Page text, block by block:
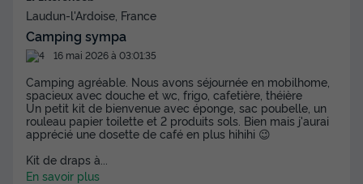
Laudun-l'Ardoise, France
Camping sympa
16 mai 2026 à 03:01:35
Camping agréable. Nous avons séjournée en mobilhome,
spacieux avec douche et wc, frigo, cafetière, théière
Un petit kit de bienvenue avec éponge, sac poubelle, un
rouleau papier toilette et 2 produits sols. Bien mais j'aurai
apprécié une dosette de café en plus hihihi 😉
Kit de draps à
En savoir plus